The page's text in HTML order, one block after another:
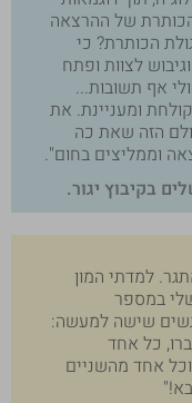
הכותרת של ההרצאה
הכותרת? כי
לצוות ופתח
אף תשובות...
ומעניינת. את
הזה שאת כה
וממליצים בחום".
בקיבוץ יגור.
למדתי המון
במספר
שישה למעשה:
כל אחד
אחד מהשניים